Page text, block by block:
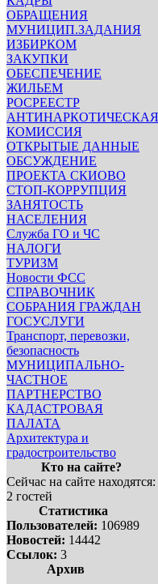
ОБРАЩЕНИЯ
МУНИЦИП.ЗАДАНИЯ
ИЗБИРКОМ
ЗАКУПКИ
ОБЕСПЕЧЕНИЕ
ЖИЛЬЕМ
РОСРЕЕСТР
АНТИНАРКОТИЧЕСКАЯ
КОМИССИЯ
ОТКРЫТЫЕ ДАННЫЕ
ОБСУЖДЕНИЕ
ПРОЕКТА СКИОВО
СТОП-КОРРУПЦИЯ
ЗАНЯТОСТЬ
НАСЕЛЕНИЯ
Служба ГО и ЧС
НАЛОГИ
ТУРИЗМ
Новости ФСС
СПРАВОЧНИК
СОБРАНИЯ ГРАЖДАН
ГОСУСЛУГИ
Транспорт, перевозки,
безопасность
МУНИЦИПАЛЬНО-
ЧАСТНОЕ
ПАРТНЕРСТВО
КАДАСТРОВАЯ
ПАЛАТА
Архитектура и
градостроительство
Кто на сайте?
Сейчас на сайте находятся:
2 гостей
Статистика
Пользователей: 106989
Новостей: 14442
Ссылок: 3
Архив